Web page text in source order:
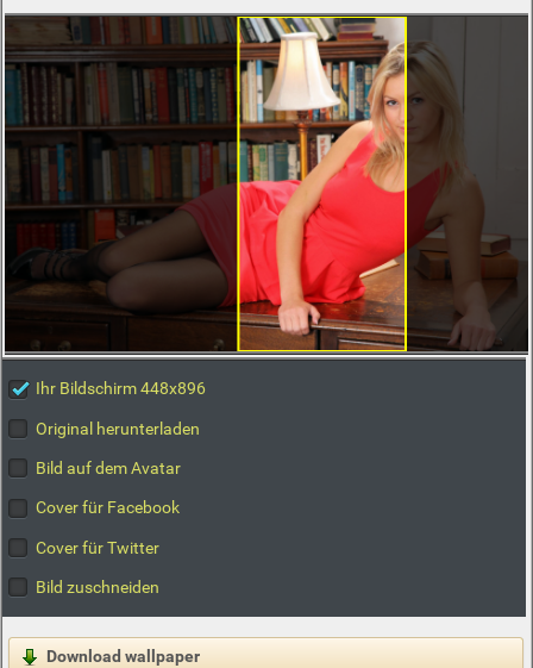
Ihr Bildschirm 448x896
Original herunterladen
Bild auf dem Avatar
Cover für Facebook
Cover für Twitter
Bild zuschneiden
Download wallpaper